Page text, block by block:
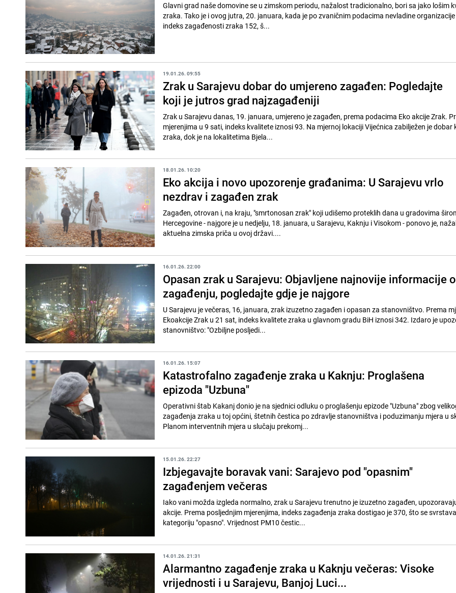
Glavni grad naše domovine se u zimskom periodu, nažalost tradicionalno, bori sa jako lošim
zraka. Tako je i ovog jutra, 20. januara, kada je po zvaničnim podacima nevladine
indeks zagađenosti zraka 152, š...
19.01.26. 09:55
Zrak u Sarajevu dobar do umjereno zagađen: Pogledajte
koji je jutros grad najzagađeniji
Zrak u Sarajevu danas, 19. januara, umjereno je zagađen, prema podacima Eko akcije Zrak.
mjerenjima u 9 sati, indeks kvalitete iznosi 93. Na mjernoj lokaciji Vijećnica zabilježen je dobar
zraka, dok je na lokalitetima Bjela...
18.01.26. 10:20
Eko akcija i novo upozorenje građanima: U Sarajevu vrlo
nezdrav i zagađen zrak
Zagađen, otrovan i, na kraju, "smrtonosan zrak" koji udišemo proteklih dana u gradovima
Hercegovine - najgore je u nedjelju, 18. januara, u Sarajevu, Kaknju i Visokom - ponovo je,
aktuelna zimska priča u ovoj državi....
16.01.26. 22:00
Opasan zrak u Sarajevu: Objavljene najnovije informacije o
zagađenju, pogledajte gdje je najgore
U Sarajevu je večeras, 16, januara, zrak izuzetno zagađen i opasan za stanovništvo. Prema
Ekoakcije Zrak u 21 sat, indeks kvalitete zraka u glavnom gradu BiH iznosi 342. Izdaro je
stanovništvo: "Ozbiljne posljedi...
16.01.26. 15:07
Katastrofalno zagađenje zraka u Kaknju: Proglašena
epizoda "Uzbuna"
Operativni štab Kakanj donio je na sjednici odluku o proglašenju epizode "Uzbuna" zbog
zagađenja zraka u toj općini, štetnih čestica po zdravlje stanovništva i poduzimanju mjera u
Planom interventnih mjera u slučaju prekomj...
15.01.26. 22:27
Izbjegavajte boravak vani: Sarajevo pod "opasnim"
zagađenjem večeras
Iako vani možda izgleda normalno, zrak u Sarajevu trenutno je izuzetno zagađen,
akcije. Prema posljednjim mjerenjima, indeks zagađenja zraka dostigao je 370, što se
kategoriju "opasno". Vrijednost PM10 čestic...
14.01.26. 21:31
Alarmantno zagađenje zraka u Kaknju večeras: Visoke
vrijednosti i u Sarajevu, Banjoj Luci...